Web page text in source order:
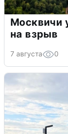
Москвичи
на взрыв
7 августа 0